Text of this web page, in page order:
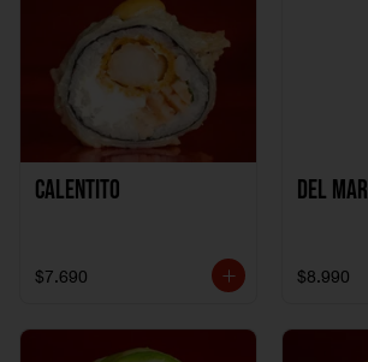
Calentito
$7.690
Del Mar
$8.990